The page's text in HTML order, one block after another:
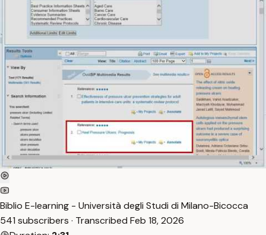
Biblio E-learning - Università degli Studi di Milano-Bicocca
541 subscribers · Transcribed Feb 18, 2026